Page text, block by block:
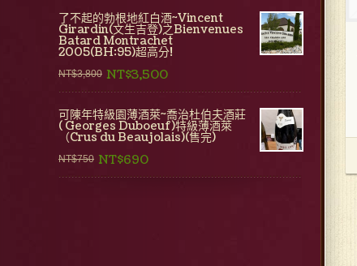
了不起的勃根地紅白酒~Vincent
Girardin(文生吉登)之Bienvenues
Batard Montrachet
2005(BH:95)超高分!
NT$3,800 NT$3,500
可陳年特級園薄酒萊~喬治杜伯夫酒莊
( Georges Duboeuf)特級薄酒萊
（Crus du Beaujolais)(售完)
NT$750 NT$690